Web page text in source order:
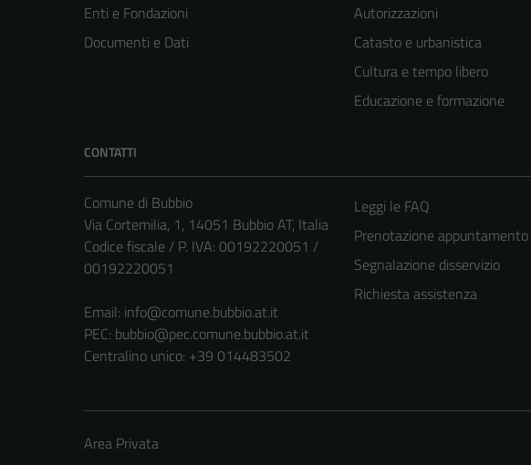
Enti e Fondazioni
Documenti e Dati
Autorizzazioni
Catasto e urbanistica
Cultura e tempo libero
Educazione e formazione
CONTATTI
Comune di Bubbio
Via Cortemilia, 1, 14051 Bubbio AT, Italia
Codice fiscale / P. IVA: 00192220051 /
00192220051
Email: info@comune.bubbio.at.it
PEC: bubbio@pec.comune.bubbio.at.it
Centralino unico: +39 014483502
Leggi le FAQ
Prenotazione appuntamento
Segnalazione disservizio
Richiesta assistenza
Area Privata